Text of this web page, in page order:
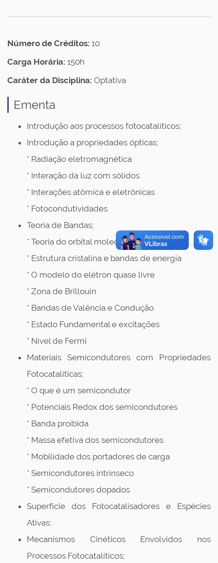
Número de Créditos: 10
Carga Horária: 150h
Caráter da Disciplina: Optativa
Ementa
Introdução aos processos fotocatalíticos;
Introdução a propriedades ópticas;
* Radiação eletromagnética
* Interação da luz com sólidos
* Interações atômica e eletrônicas
* Fotocondutividades
Teoria de Bandas;
* Teoria do orbital molecular
* Estrutura cristalina e bandas de energia
* O modelo do elétron quase livre
* Zona de Brillouin
* Bandas de Valência e Condução
* Estado Fundamental e excitações
* Nível de Fermi
Materiais Semicondutores com Propriedades
Fotocatalíticas;
* O que é um semicondutor
* Potenciais Redox dos semicondutores
* Banda proibida
* Massa efetiva dos semicondutores
* Mobilidade dos portadores de carga
* Semicondutores intrínseco
* Semicondutores dopados
Superfície dos Fotocatalisadores e Espécies
Ativas;
Mecanismos Cinéticos Envolvidos nos
Processos Fotocatalíticos;